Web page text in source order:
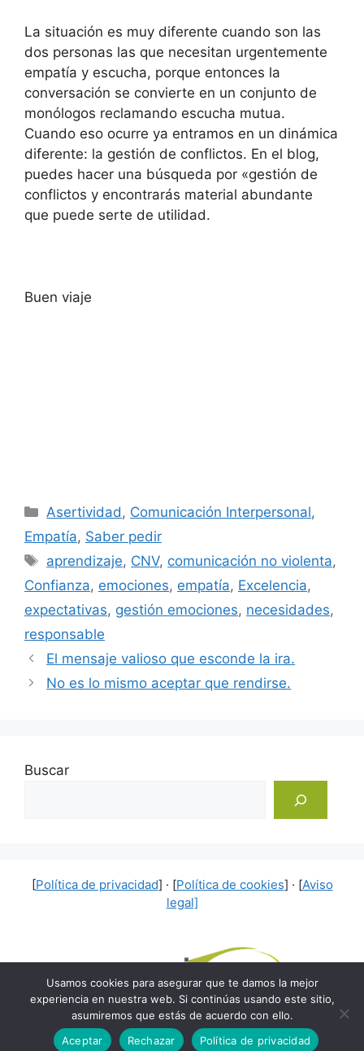
La situación es muy diferente cuando son las
dos personas las que necesitan urgentemente
empatía y escucha, porque entonces la
conversación se convierte en un conjunto de
monólogos reclamando escucha mutua.
Cuando eso ocurre ya entramos en un dinámica
diferente: la gestión de conflictos. En el blog,
puedes hacer una búsqueda por «gestión de
conflictos y encontrarás material abundante
que puede serte de utilidad.
Buen viaje
Categorías
Asertividad, Comunicación Interpersonal,
Empatía, Saber pedir
Etiquetas
aprendizaje, CNV, comunicación no violenta,
Confianza, emociones, empatía, Excelencia,
expectativas, gestión emociones, necesidades,
responsable
El mensaje valioso que esconde la ira.
No es lo mismo aceptar que rendirse.
Buscar
[Política de privacidad] · [Política de cookies] · [Aviso
legal]
© 2026 Rumbo Interior• Creado conGeneratePress
Usamos cookies para asegurar que te damos la mejor
experiencia en nuestra web. Si continúas usando este sitio,
asumiremos que estás de acuerdo con ello.
Aceptar
Rechazar Política de privacidad